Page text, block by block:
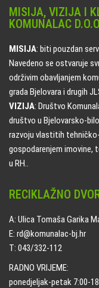
MISIJA, VIZIJA I
KOMUNALAC
MISIJA: biti pouzdan
Navedeno se ostvaruje
održivim obavljanjem
grada Bjelovara i drugih
VIZIJA: Društvo
društvo u Bjelovarsko-
razvoju vlastitih
gospodarenjem imovine,
u RH..
RECIKLAŽNO
A: Ulica Tomaša Garika
E: rd@komunalac-bj.hr
T: 043/332-112
RADNO VRIJEME:
ponedjeljak-petak 7:00-